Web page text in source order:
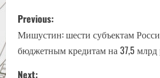
P
o
s
Previous:
Мишустин: шести субъектам
бюджетным кредитам на 37,5 млрд
Next: